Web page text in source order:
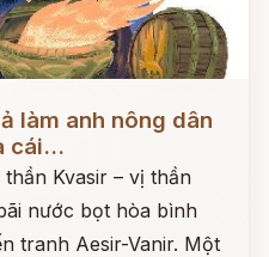
làm anh nông dân
cái...
Kvasir – vị thần
nước bọt hòa bình
tranh Aesir-Vanir. Một